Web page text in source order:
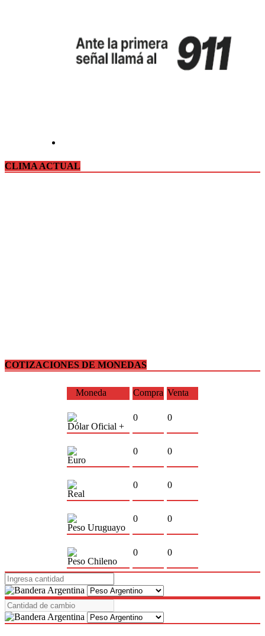
CLIMA ACTUAL
COTIZACIONES DE MONEDAS
Moneda Compra Venta
Dólar Oficial +
0 0
Euro
0 0
Real
0 0
Peso Uruguayo
0 0
Peso Chileno
0 0